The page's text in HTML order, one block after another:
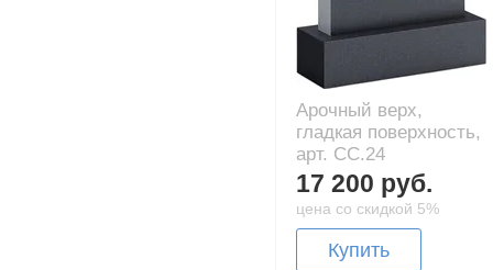
Арочный верх,
гладкая поверхность,
арт. CC.24
17 200 руб.
цена со скидкой 5%
Купить